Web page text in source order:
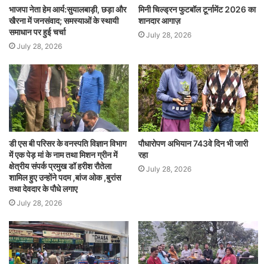
भाजपा नेता हेम आर्य:सुयालबाड़ी, छड़ा और
खैरना में जनसंवाद; समस्याओं के स्थायी
समाधान पर हुई चर्चा
July 28, 2026
मिनी चिल्ड्रन फुटबॉल टूर्नामेंट 2026 का
शानदार आगाज़
July 28, 2026
डी एस बी परिसर के वनस्पति विज्ञान विभाग
में एक पेड़ मां के नाम तथा मिशन ग्रीन में
क्षेत्रीय संपर्क प्रमुख डॉ हरीश रौतेला
शामिल हुए उन्होंने पदम ,बांज ओक ,बुरांस
तथा देवदार के पौधे लगाए
July 28, 2026
पौधारोपण अभियान 743वे दिन भी जारी
रहा
July 28, 2026